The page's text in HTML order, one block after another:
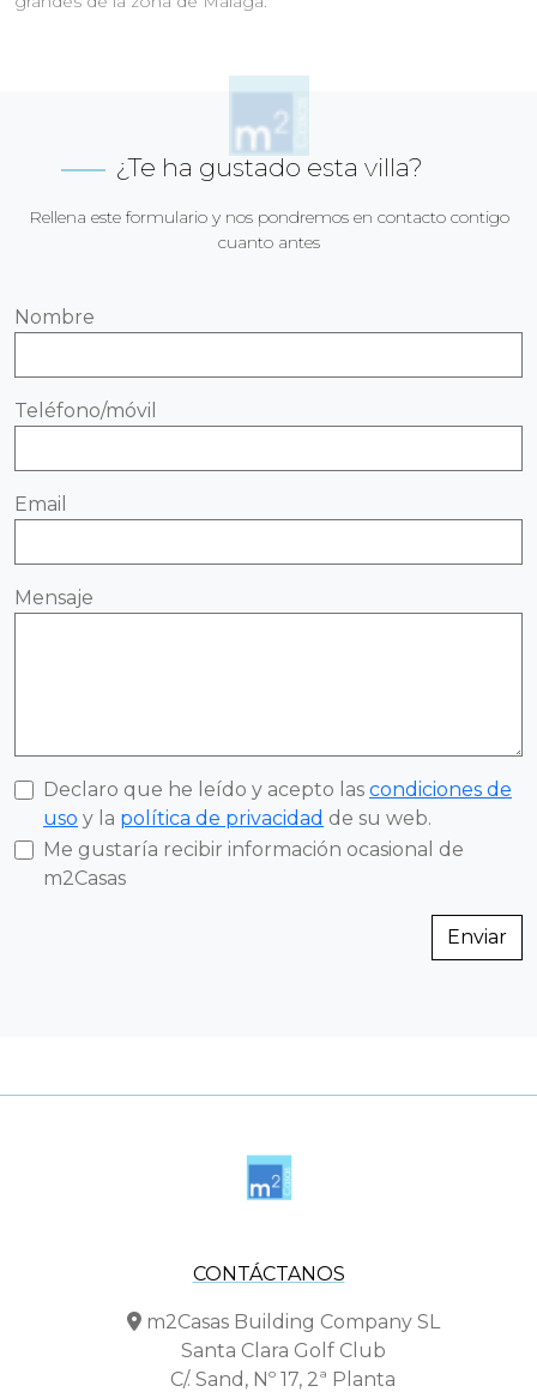
¿Te ha gustado esta villa?
Rellena este formulario y nos pondremos en contacto contigo
cuanto antes
Nombre
Teléfono/móvil
Email
Mensaje
Declaro que he leído y acepto las condiciones de
uso y la política de privacidad de su web.
Me gustaría recibir información ocasional de
m2Casas
Enviar
CONTÁCTANOS
m2Casas Building Company SL
Santa Clara Golf Club
C/. Sand, Nº 17, 2ª Planta